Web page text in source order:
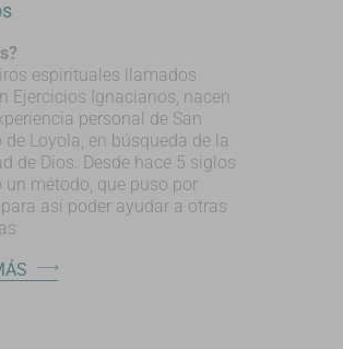
espirituales llamados
Ejercicios Ignacianos, nacen
personal de San
de Loyola, en búsqueda de la
de Dios. Desde hace 5 siglos
un método, que puso por
así poder ayudar a otras